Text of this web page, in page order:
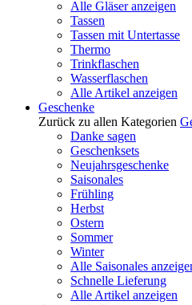
Alle Gläser anzeigen
Tassen
Tassen mit Untertasse
Thermo
Trinkflaschen
Wasserflaschen
Alle Artikel anzeigen
Geschenke
Zurück zu allen Kategorien
Danke sagen
Geschenksets
Neujahrsgeschenke
Saisonales
Frühling
Herbst
Ostern
Sommer
Winter
Alle Saisonales
Schnelle Lieferung
Alle Artikel anzeigen